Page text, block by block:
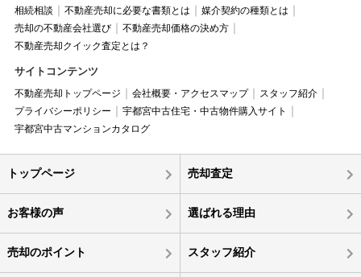
相続相談
不動産売却に必要な書類とは
媒介契約の種類とは
売却の不動産会社選び
不動産売却価格の決め方
不動産売却クイック査定とは？
サイトコンテンツ
不動産売却トップページ 会社概要・アクセスマップ
スタッフ紹介
プライバシーポリシー
宇都宮中古住宅・中古物件購入サイト
宇都宮中古マンションカタログ
トップページ 売却査定
お客様の声 選ばれる理由
売却のポイント スタッフ紹介